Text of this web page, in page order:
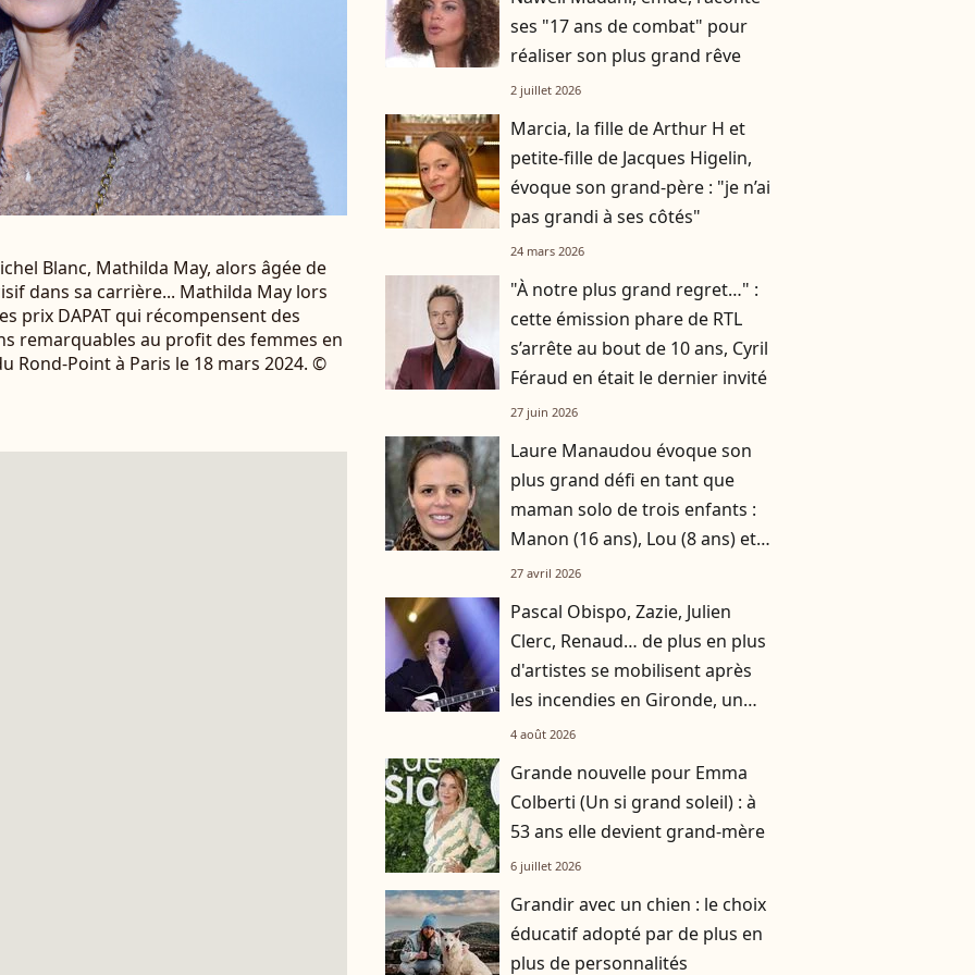
Blanc, Mathilda May, alors âgée de
dans sa carrière... Mathilda May lors
prix DAPAT qui récompensent des
remarquables au profit des femmes en
Rond-Point à Paris le 18 mars 2024. ©
ses "17 ans de combat" pour
réaliser son plus grand rêve
2 juillet 2026
Marcia, la fille de Arthur H et
petite-fille de Jacques Higelin,
évoque son grand-père : "je n’ai
pas grandi à ses côtés"
24 mars 2026
"À notre plus grand regret…" :
cette émission phare de RTL
s’arrête au bout de 10 ans, Cyril
Féraud en était le dernier invité
27 juin 2026
Laure Manaudou évoque son
plus grand défi en tant que
maman solo de trois enfants :
Manon (16 ans), Lou (8 ans) et
Sacha (5 ans)
27 avril 2026
Pascal Obispo, Zazie, Julien
Clerc, Renaud… de plus en plus
d'artistes se mobilisent après
les incendies en Gironde, un
grand concert caritatif
4 août 2026
Grande nouvelle pour Emma
Colberti (Un si grand soleil) : à
53 ans elle devient grand-mère
6 juillet 2026
Grandir avec un chien : le choix
éducatif adopté par de plus en
plus de personnalités